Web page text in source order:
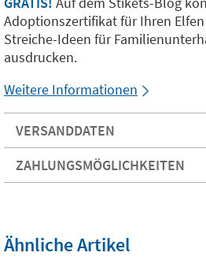
Adoptionszertifikat für Ihren
Streiche-Ideen für
ausdrucken.
Weitere Informationen
VERSANDDATEN
ZAHLUNGSMÖGLICHKEITEN
Ähnliche Artikel